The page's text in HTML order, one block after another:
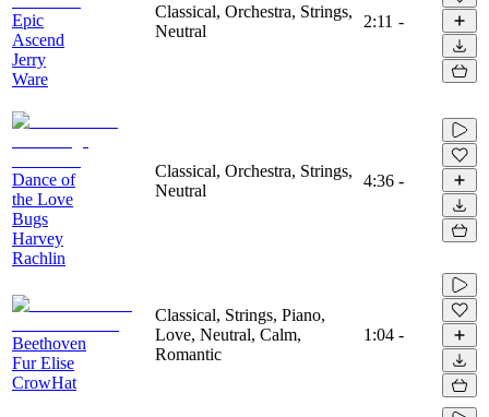
Epic
Ascend
Jerry
Ware
Classical, Orchestra, Strings,
Neutral
2:11 -
Dance of
the Love
Bugs
Harvey
Rachlin
Classical, Orchestra, Strings,
Neutral
4:36 -
Beethoven
Fur Elise
CrowHat
Classical, Strings, Piano,
Love, Neutral, Calm,
Romantic
1:04 -